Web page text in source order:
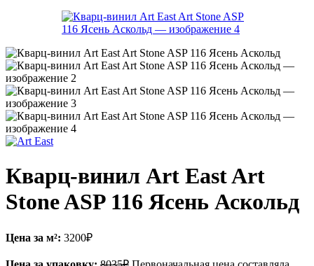
Кварц-винил Art East Art
Stone ASP 116 Ясень Аскольд
Цена за м²: 3200₽